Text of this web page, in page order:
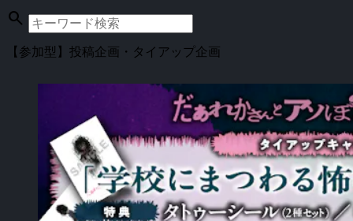
search
【参加型】投稿企画・タイアップ企画